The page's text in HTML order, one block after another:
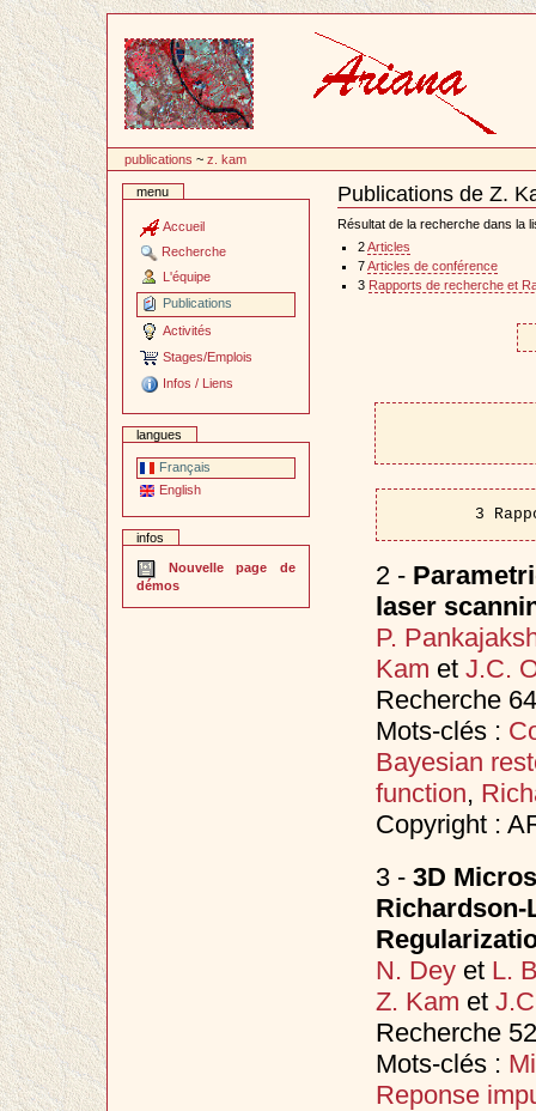
contenu
publications ~z. kam
menu
Accueil
Recherche
L'équipe
Publications
Activités
Stages/Emplois
Infos / Liens
langues
Français
English
infos
Nouvelle page de
démos
Publications de Z.
Document
Actions
Résultat de la recherche dans la
2Articles
7Articles de conférence
3 Rapports de recherche et
3
2 -
laser
P.
Kam et J.C.
Recherche
Mots-clés :
Bayesian
function,
Copyright :
3 - 3D
Richardson-
N. Deyet L.
Z. Kam et
Recherche
Mots-clés :
Reponse